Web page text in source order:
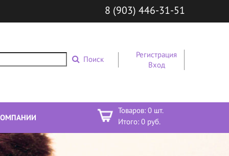
8 (903) 446-31-51
Поиск
Регистрация
Вход
Товаров: 0 шт.
Итого: 0 руб.